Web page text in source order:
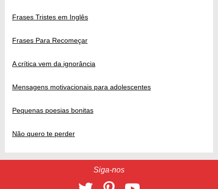
Frases Tristes em Inglês
Frases Para Recomeçar
A crítica vem da ignorância
Mensagens motivacionais para adolescentes
Pequenas poesias bonitas
Não quero te perder
Siga-nos